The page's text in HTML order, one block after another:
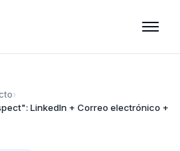
›
LinkedIn + Correo electrónico +